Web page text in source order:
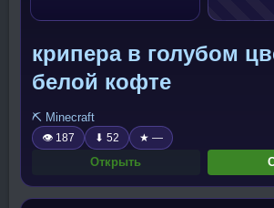
крипера в голубом
белой кофте
⛏️ Minecraft
👁 187 ⬇ 52 ★ —
Открыть